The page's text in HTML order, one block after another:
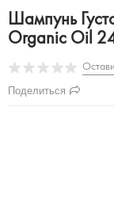
Шампунь
Organic Oil
Поделиться